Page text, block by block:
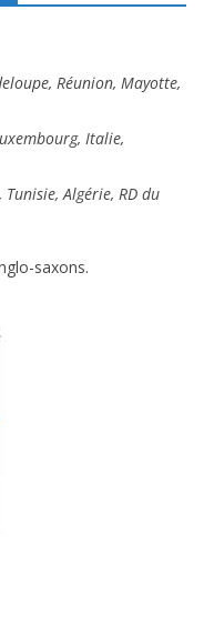
Réunion, Mayotte,
Italie,
Algérie, RD du
saxons.